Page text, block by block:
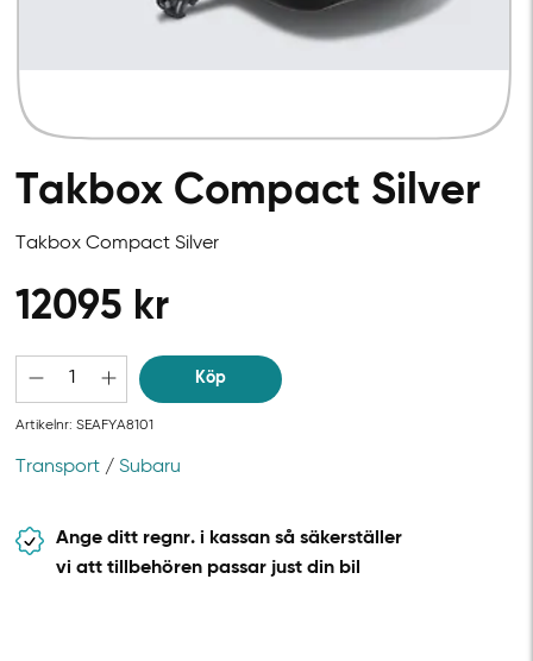
Takbox Compact Silver
Takbox Compact Silver
12095 kr
Köp
Artikelnr:SEAFYA8101
Transport /Subaru
Ange ditt regnr. i kassan så säkerställer
vi att tillbehören passar just din bil